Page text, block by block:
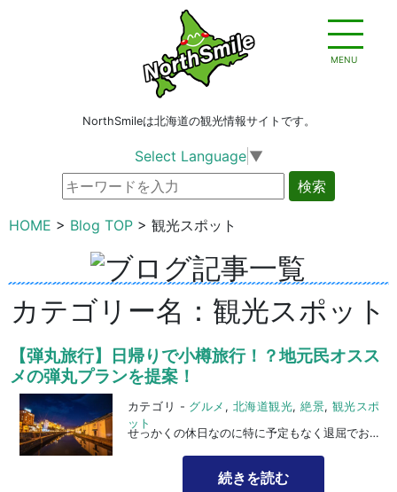
MENU
NorthSmileは北海道の観光情報サイトです。
Select Language ▼
検索
HOME Blog TOP 観光スポット
カテゴリー名：観光スポット
【弾丸旅行】日帰りで小樽旅行！？地元民オスス
メの弾丸プランを提案！
カテゴリ - グルメ , 北海道観光,絶景, 観光スポ
ット
せっかくの休日なのに特に予定もなく退屈でお困りではありませんか？日本国内には日帰りで旅行ができちゃう観光地が数多くありますが、今回は筆者の地元である小樽市の日帰りプランを記事にして...
続きを読む